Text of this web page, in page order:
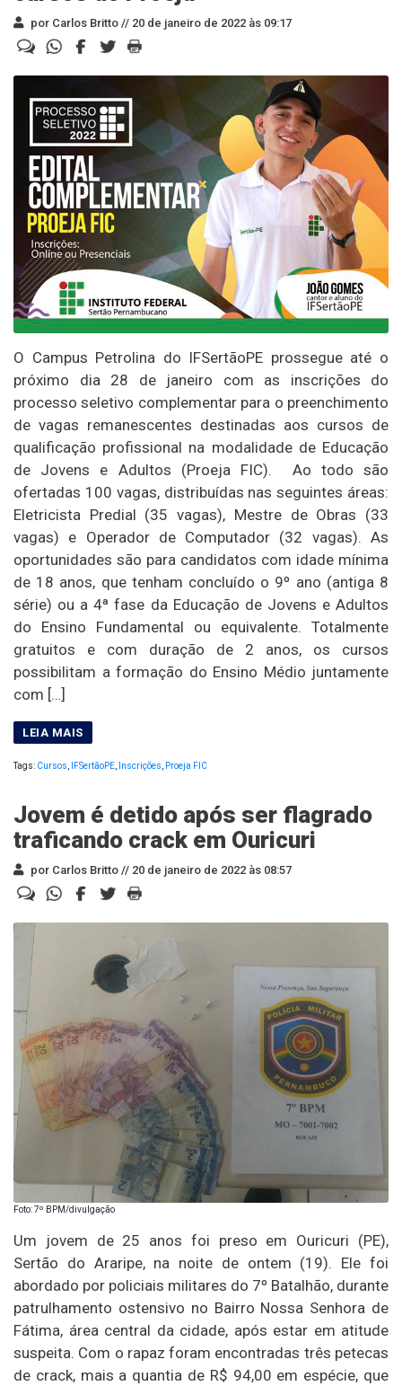
por Carlos Britto // 20 de janeiro de 2022 às 09:17
O Campus Petrolina do IFSertãoPE prossegue até o
próximo dia 28 de janeiro com as inscrições do
processo seletivo complementar para o preenchimento
de vagas remanescentes destinadas aos cursos de
qualificação profissional na modalidade de Educação
de Jovens e Adultos (Proeja FIC). Ao todo são
ofertadas 100 vagas, distribuídas nas seguintes áreas:
Eletricista Predial (35 vagas), Mestre de Obras (33
vagas) e Operador de Computador (32 vagas). As
oportunidades são para candidatos com idade mínima
de 18 anos, que tenham concluído o 9º ano (antiga 8
série) ou a 4ª fase da Educação de Jovens e Adultos
do Ensino Fundamental ou equivalente. Totalmente
gratuitos e com duração de 2 anos, os cursos
possibilitam a formação do Ensino Médio juntamente
com […]
Tags: Cursos IFSertãoPE Inscrições Proeja FIC
Jovem é detido após ser flagrado
traficando crack em Ouricuri
por Carlos Britto // 20 de janeiro de 2022 às 08:57
Foto: 7º BPM/divulgação
Um jovem de 25 anos foi preso em Ouricuri (PE),
Sertão do Araripe, na noite de ontem (19). Ele foi
abordado por policiais militares do 7º Batalhão, durante
patrulhamento ostensivo no Bairro Nossa Senhora de
Fátima, área central da cidade, após estar em atitude
suspeita. Com o rapaz foram encontradas três petecas
de crack, mais a quantia de R$ 94,00 em espécie, que